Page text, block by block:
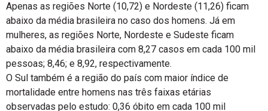
Apenas as regiões Norte (10,72) e Nordeste (11,26) ficam
abaixo da média brasileira no caso dos homens. Já em
mulheres, as regiões Norte, Nordeste e Sudeste ficam
abaixo da média brasileira com 8,27 casos em cada 100 mil
pessoas; 8,46; e 8,92, respectivamente.
O Sul também é a região do país com maior índice de
mortalidade entre homens nas três faixas etárias
observadas pelo estudo: 0,36 óbito em cada 100 mil